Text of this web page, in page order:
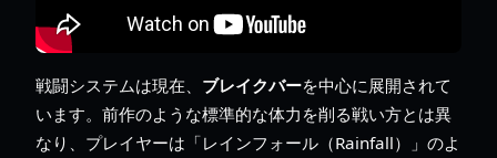
戦闘システムは現在、 ブレイクバーを中心に展開されて
います。前作のような標準的な体力を削る戦い方とは異
なり、プレイヤーは「レインフォール（Rainfall）」のよ